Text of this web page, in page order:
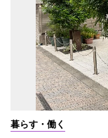
暮らす・働く